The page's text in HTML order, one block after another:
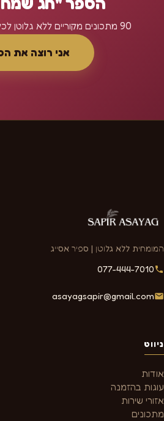
90 מתכונים מקוריים ללא גלוטן לכל חגי השנה. 179 ₪.
אני רוצה את
המומחית ללא גלוטן | ספיר אסייג
077-444-7010
asayagsapir@gmail.com
ניווט
אודות
עוגות בהזמנה
אזורי שירות
מתכונים